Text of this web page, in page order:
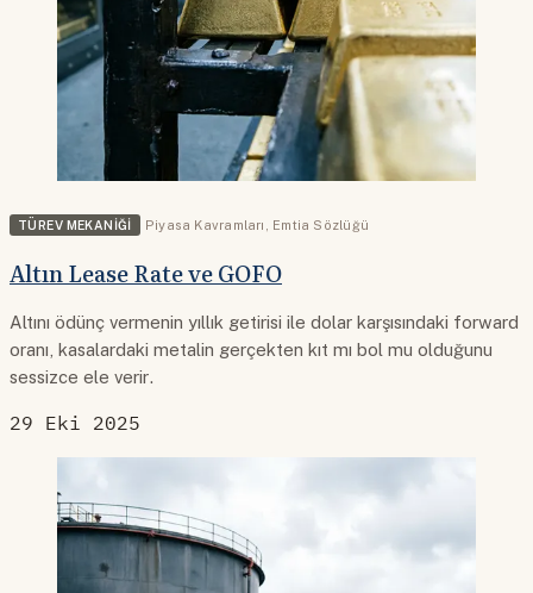
TÜREV MEKANIĞI Piyasa Kavramları Emtia Sözlüğü
Altın Lease Rate ve GOFO
Altını ödünç vermenin yıllık getirisi ile dolar karşısındaki forward
oranı, kasalardaki metalin gerçekten kıt mı bol mu olduğunu
sessizce ele verir.
29 Eki 2025